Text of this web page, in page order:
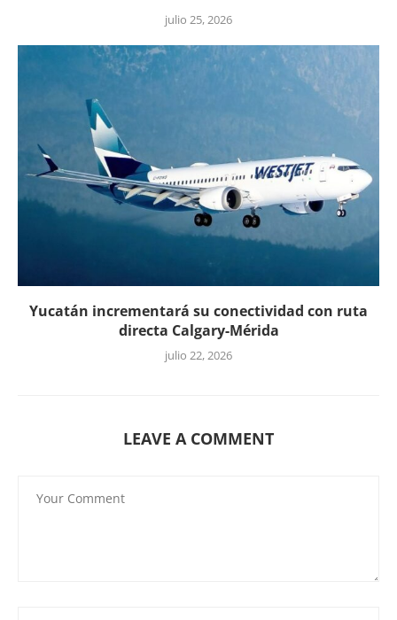
julio 25, 2026
Yucatán incrementará su conectividad con ruta
directa Calgary-Mérida
julio 22, 2026
LEAVE A COMMENT